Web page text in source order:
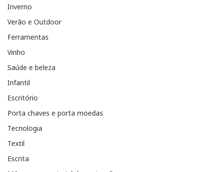
Inverno
Verão e Outdoor
Ferramentas
Vinho
Saúde e beleza
Infantil
Escritório
Porta chaves e porta moedas
Tecnologia
Textil
Escrita